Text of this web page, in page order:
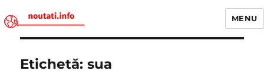
MENU
Etichetă:sua